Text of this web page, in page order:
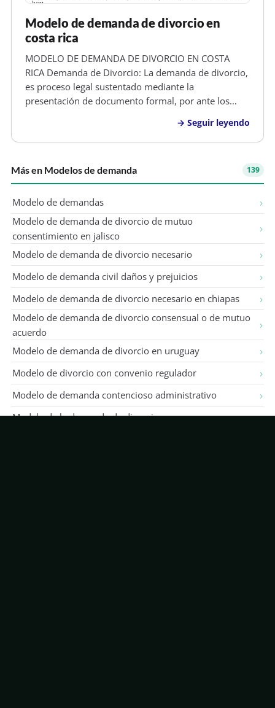
Modelo de demanda de divorcio en
costa rica
MODELO DE DEMANDA DE DIVORCIO EN COSTA
RICA Demanda de Divorcio: La demanda de divorcio,
es proceso legal sustentado mediante la
presentación de documento formal, por ante los
en el cual uno de los esposos, solicita a un Juez que
se abra un juicio para determinar si su…
Seguir leyendo
Más en Modelos de demanda 139
Modelo de demandas
Modelo de demanda de divorcio de mutuo
consentimiento en jalisco
Modelo de demanda de divorcio necesario
Modelo de demanda civil daños y prejuicios
Modelo de demanda de divorcio necesario en chiapas
Modelo de demanda de divorcio consensual o de mutuo
acuerdo
Modelo de demanda de divorcio en uruguay
Modelo de divorcio con convenio regulador
Modelo de demanda contencioso administrativo
Modelo de la demanda de divorcio